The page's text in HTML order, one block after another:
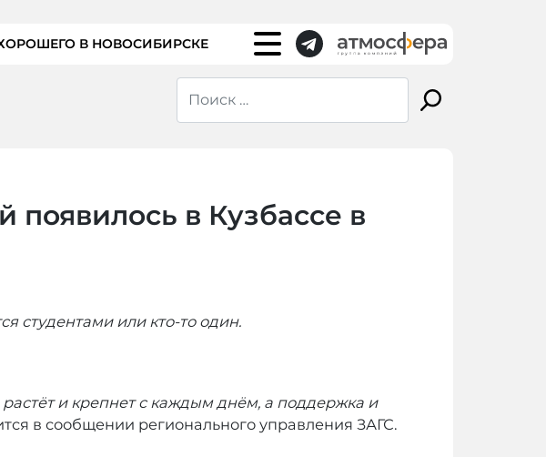
В НОВОСИБИРСКЕ
появилось в Кузбассе в
студентами или кто-то один.
и крепнет с каждым днём, а поддержка и
в сообщении регионального управления ЗАГС.